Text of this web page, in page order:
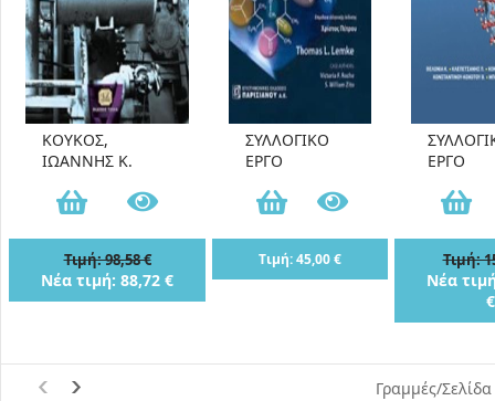
ΚΟΥΚΟΣ,
ΙΩΑΝΝΗΣ Κ.
Τιμή: 98,58 €
Νέα τιμή: 88,72 €
ΣΥΛΛΟΓΙΚΟ
ΕΡΓΟ
Τιμή: 45,00 €
ΕΡΓΟ
Τιμή:
Νέα
€
Γραμμές/Σελίδα